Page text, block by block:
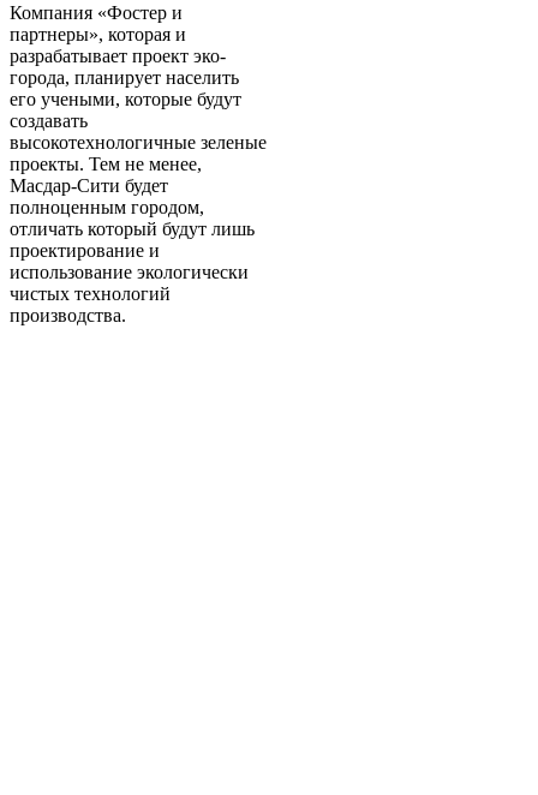
Компания «Фостер и
партнеры», которая и
разрабатывает проект эко-
города, планирует населить
его учеными, которые будут
создавать
высокотехнологичные зеленые
проекты. Тем не менее,
Масдар-Сити будет
полноценным городом,
отличать который будут лишь
проектирование и
использование экологически
чистых технологий
производства.